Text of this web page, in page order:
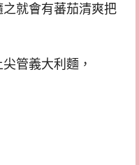
就會有蕃茄清爽把
管義大利麵，